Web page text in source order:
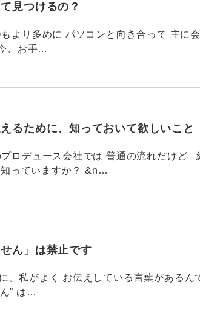
見つけるの？
より多めに パソコンと向き合って 主に
、お手…
るために、知っておいて欲しいこと
ロデュース会社では 普通の流れだけど
っていますか？ &n…
ん」は禁止です
、私がよく お伝えしている言葉がある
” は…